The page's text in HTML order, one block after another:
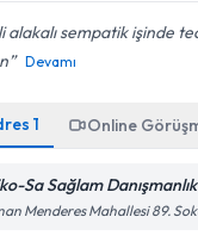
alakalı sempatik işinde
Devamı
1 Online
Sa Sağlam
Menderes Mahallesi 89.